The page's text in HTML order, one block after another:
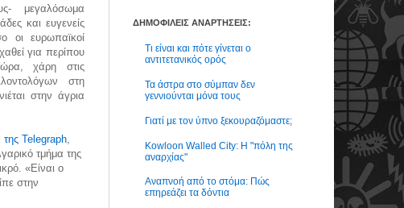
μεγαλόσωμα
και ευγενείς
οι ευρωπαϊκοί
για περίπου
χάρη στις
στη
στην άγρια
της Telegraph
τμήμα της
«Είναι ο
στην
ΔΗΜΟΦΙΛΕΙΣ ΑΝΑΡΤΗΣΕΙΣ:
Τι είναι και πότε γίνεται ο
αντιτετανικός ορός
Τα άστρα στο σύμπαν δεν
γεννιούνται μόνα τους
Γιατί με τον ύπνο ξεκουραζόμαστε;
Kowloon Walled City: Η "πόλη της
αναρχίας"
Αναπνοή από το στόμα: Πώς
επηρεάζει τα δόντια